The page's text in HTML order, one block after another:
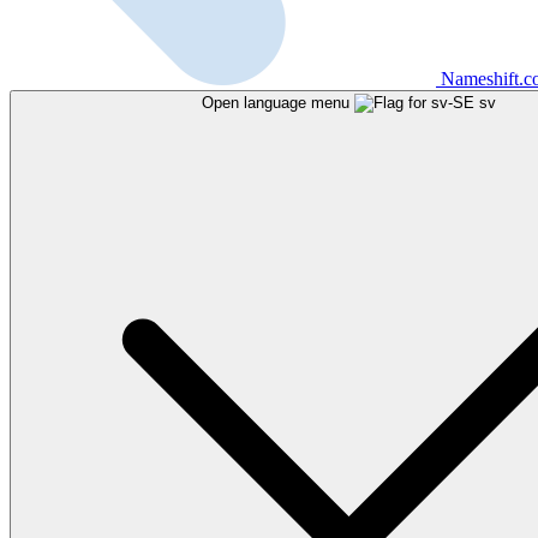
Open language menu sv